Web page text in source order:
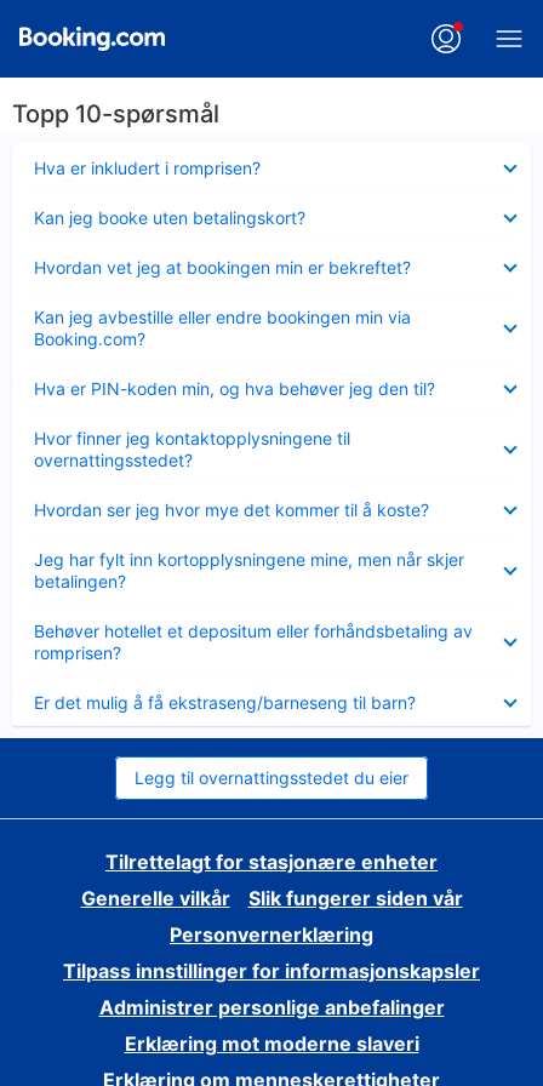
Topp 10-spørsmål
Hva er inkludert i romprisen?
mindre
Kan jeg booke uten betalingskort?
mindre
Hvordan vet jeg at bookingen min er bekreftet?
mindre
Kan jeg avbestille eller endre bookingen min via
Booking.com?
mindre
Hva er PIN-koden min, og hva behøver jeg den til?
mindre
Hvor finner jeg kontaktopplysningene til
overnattingsstedet?
mindre
Hvordan ser jeg hvor mye det kommer til å koste?
mindre
Jeg har fylt inn kortopplysningene mine, men når skjer
betalingen?
mindre
Behøver hotellet et depositum eller forhåndsbetaling av
romprisen?
mindre
Er det mulig å få ekstraseng/barneseng til barn?
mindre
Legg til overnattingsstedet du eier
Tilrettelagt for stasjonære enheter
Generelle vilkår
Slik fungerer siden vår
Personvernerklæring
Tilpass innstillinger for informasjonskapsler
Administrer personlige anbefalinger
Erklæring mot moderne slaveri
Erklæring om menneskerettigheter